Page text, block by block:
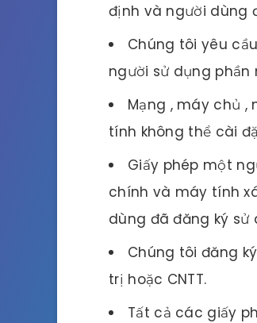
định và người dùng
Chúng tôi yêu
người sử dụng
Mạng , máy chủ
tính không thể cài
Giấy phép một
chính và máy tính
dùng đã đăng ký sử
Chúng tôi đăng
trị hoặc CNTT.
Tất cả các giấy